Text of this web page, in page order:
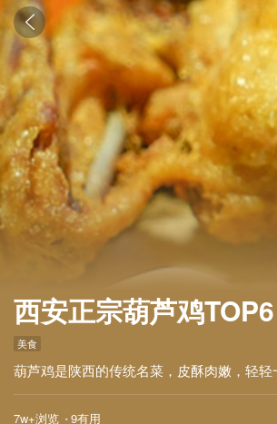

西安正宗葫芦鸡TOP6
美食
葫芦鸡是陕西的传统名菜，皮酥肉嫩，轻
7w+浏览 ·9有用